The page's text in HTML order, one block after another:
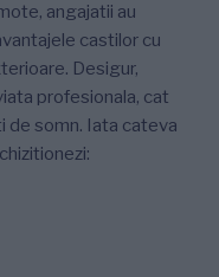
angajatii au
castilor cu
Desigur,
profesionala, cat
de somn. Iata cateva